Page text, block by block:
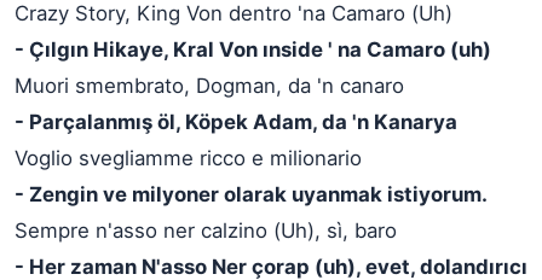
Crazy Story, King Von dentro 'na Camaro (Uh)
- Çılgın Hikaye, Kral Von ınside ' na Camaro (uh)
Muori smembrato, Dogman, da 'n canaro
- Parçalanmış öl, Köpek Adam, da 'n Kanarya
Voglio svegliamme ricco e milionario
- Zengin ve milyoner olarak uyanmak istiyorum.
Sempre n'asso ner calzino (Uh), sì, baro
- Her zaman N'asso Ner çorap (uh), evet, dolandırıcı